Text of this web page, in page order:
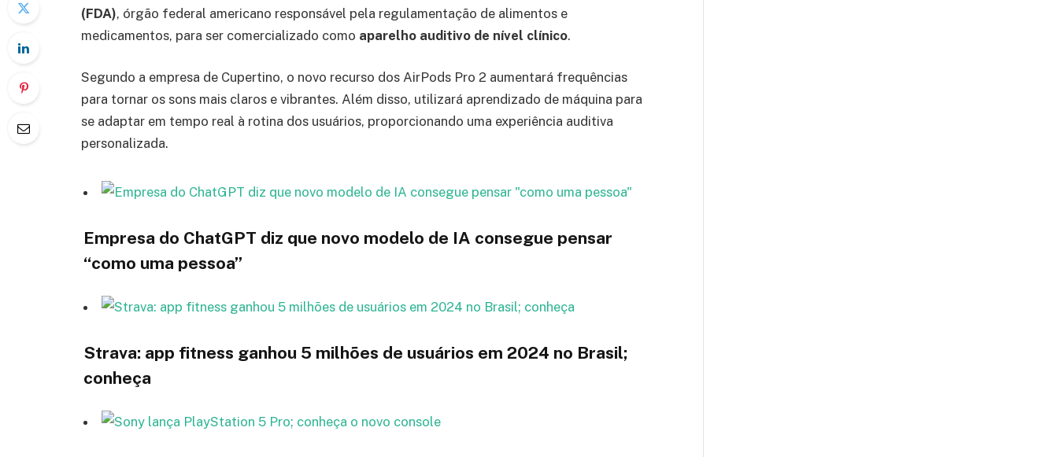
(FDA), órgão federal americano responsável pela regulamentação de alimentos e
medicamentos, para ser comercializado como aparelho auditivo de nível clínico.
Segundo a empresa de Cupertino, o novo recurso dos AirPods Pro 2 aumentará frequências
para tornar os sons mais claros e vibrantes. Além disso, utilizará aprendizado de máquina para
se adaptar em tempo real à rotina dos usuários, proporcionando uma experiência auditiva
personalizada.
Empresa do ChatGPT diz que novo modelo de IA consegue pensar
“como uma pessoa”
Strava: app fitness ganhou 5 milhões de usuários em 2024 no Brasil;
conheça